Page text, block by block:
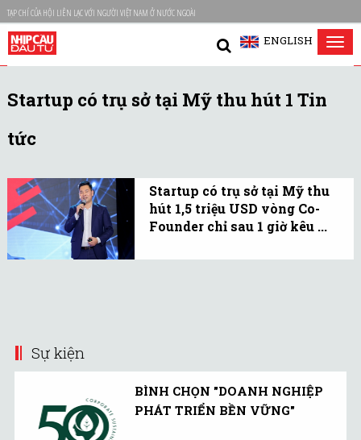
TẠP CHÍ CỦA HỘI LIÊN LẠC VỚI NGƯỜI VIỆT NAM Ở NƯỚC NGOÀI
ENGLISH
Startup có trụ sở tại Mỹ thu hút 1 Tin
tức
Startup có trụ sở tại Mỹ thu
hút 1,5 triệu USD vòng Co-
Founder chỉ sau 1 giờ kêu ...
năm 2027.
Sự kiện
BÌNH CHỌN "DOANH NGHIỆP
PHÁT TRIỂN BỀN VỮNG"